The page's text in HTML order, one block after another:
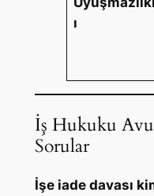
ı
İş Hukuku
Sorular
İşe iade davası